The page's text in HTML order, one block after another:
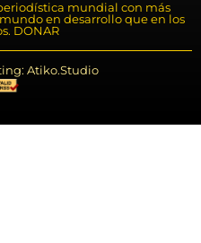
mundial con más
en desarrollo que en los
DONAR
Atiko.Studio